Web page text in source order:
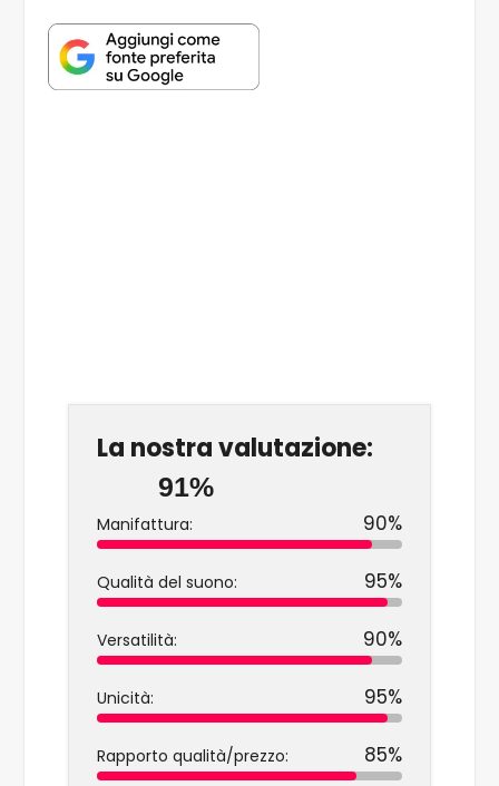
La nostra valutazione:
91%
Manifattura: 90%
Qualità del suono: 95%
Versatilità: 90%
Unicità: 95%
Rapporto qualità/prezzo: 85%